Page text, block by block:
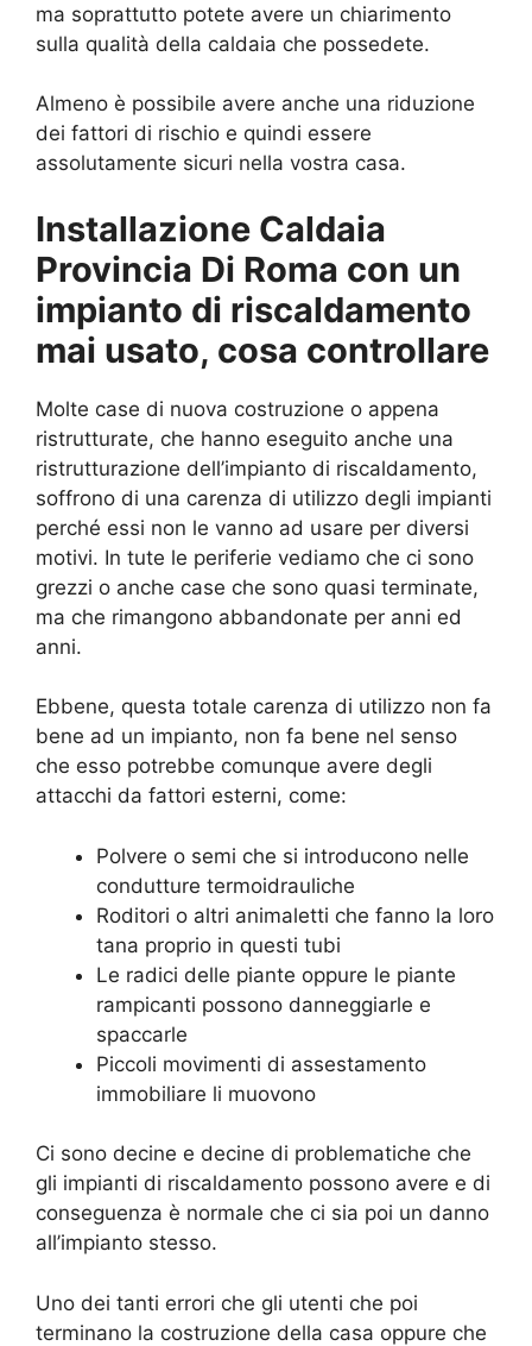
ma soprattutto potete avere un chiarimento
sulla qualità della caldaia che possedete.
Almeno è possibile avere anche una riduzione
dei fattori di rischio e quindi essere
assolutamente sicuri nella vostra casa.
Installazione Caldaia
Provincia Di Roma con un
impianto di riscaldamento
mai usato, cosa controllare
Molte case di nuova costruzione o appena
ristrutturate, che hanno eseguito anche una
ristrutturazione dell’impianto di riscaldamento,
soffrono di una carenza di utilizzo degli impianti
perché essi non le vanno ad usare per diversi
motivi. In tute le periferie vediamo che ci sono
grezzi o anche case che sono quasi terminate,
ma che rimangono abbandonate per anni ed
anni.
Ebbene, questa totale carenza di utilizzo non fa
bene ad un impianto, non fa bene nel senso
che esso potrebbe comunque avere degli
attacchi da fattori esterni, come:
Polvere o semi che si introducono nelle
condutture termoidrauliche
Roditori o altri animaletti che fanno la loro
tana proprio in questi tubi
Le radici delle piante oppure le piante
rampicanti possono danneggiarle e
spaccarle
Piccoli movimenti di assestamento
immobiliare li muovono
Ci sono decine e decine di problematiche che
gli impianti di riscaldamento possono avere e di
conseguenza è normale che ci sia poi un danno
all’impianto stesso.
Uno dei tanti errori che gli utenti che poi
terminano la costruzione della casa oppure che